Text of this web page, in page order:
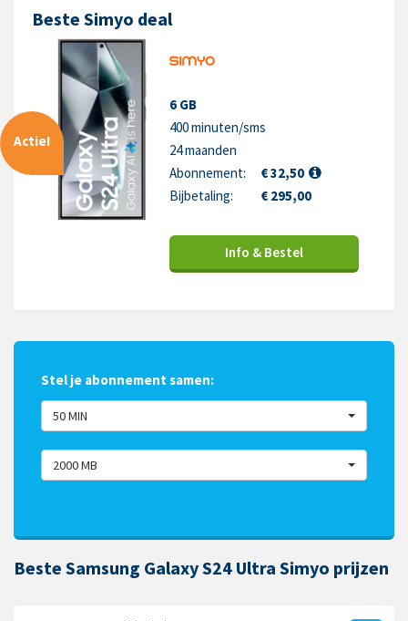
Beste Simyo deal
Actie!
6 GB
400 minuten/sms
24 maanden
Abonnement:
€ 32,50
Bijbetaling:
€ 295,00
Info & Bestel
Stel je abonnement samen:
50 MIN
2000 MB
Beste Samsung Galaxy S24 Ultra Simyo prijzen